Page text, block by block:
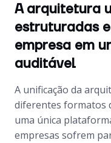
A arquitetura
estruturadas
empresa em
auditável
A unificação da
diferentes formatos
uma única
empresas sofrem